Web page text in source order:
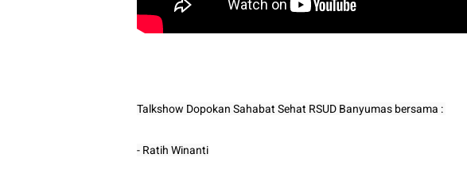
Talkshow Dopokan Sahabat Sehat RSUD Banyumas bersama :
- Ratih Winanti